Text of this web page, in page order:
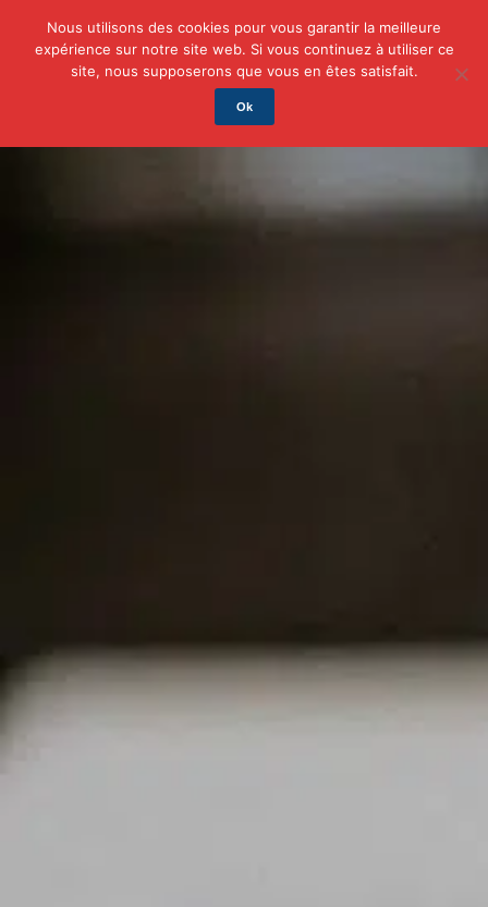
Auto/Moto Business Famille Finance
Nous utilisons des cookies pour vous garantir la meilleure
expérience sur notre site web. Si vous continuez à utiliser ce
site, nous supposerons que vous en êtes satisfait.
Ok